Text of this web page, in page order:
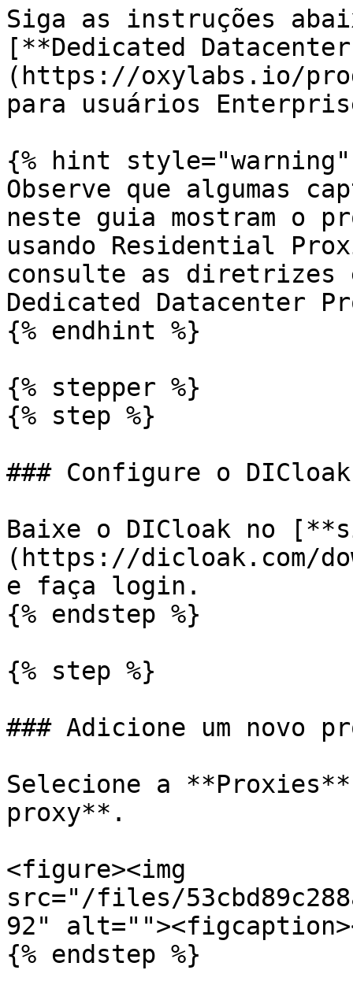
Siga as instruções
[**Dedicated
(https://oxylabs.io/
para usuários
{% hint style="warning"
Observe que algumas
neste guia mostram o
usando Residential
consulte as diretrizes
Dedicated Datacenter
{% endhint %}
{% stepper %}
{% step %}
### Configure o DICloak
Baixe o DICloak no
(https://dicloak.com/
e faça login.
{% endstep %}
{% step %}
### Adicione um novo
Selecione a
proxy**.
<figure><img
src="/files/
92"
{% endstep %}